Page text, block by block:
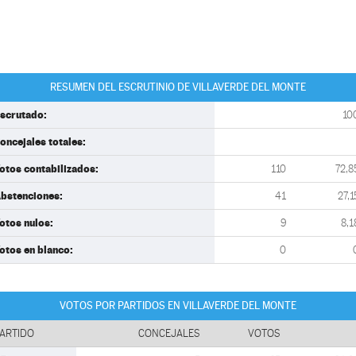
RESUMEN DEL ESCRUTINIO DE VILLAVERDE DEL MONTE
totales:
contabilizados: 110
41
nulos: 9
en blanco: 0
VOTOS POR PARTIDOS EN VILLAVERDE DEL MONTE
CONCEJALES VOTOS